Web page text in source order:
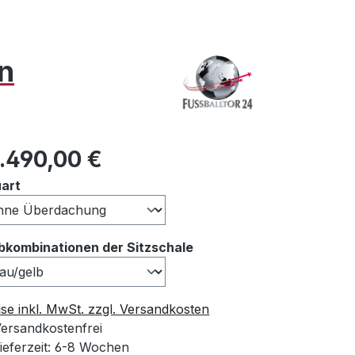
Preis: €
der Sitzschaleauswählen
inkl. MwSt. zzgl. Versandkosten
6-8 Wochen